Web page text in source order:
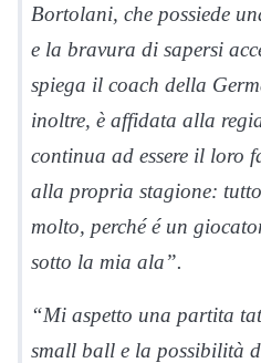
Bortolani, che possiede
e la bravura di sapersi
spiega il coach della
inoltre, è affidata alla
continua ad essere il loro
alla propria stagione:
molto, perché é un
sotto la mia ala”.
“Mi aspetto una partita
small ball e la possibilità